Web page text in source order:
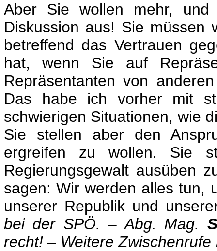
Aber Sie wollen mehr,
Diskussion aus! Sie müssen
betreffend das Vertrauen
hat, wenn Sie auf
Repräsentanten von
Das habe ich vorher mit
schwierigen Situationen, wie
Sie stellen aber den
ergreifen zu wollen. Sie
Regierungsgewalt ausüben
sagen: Wir werden alles tun,
unserer Republik und
bei der SPÖ. – Abg. Mag.
recht! – Weitere